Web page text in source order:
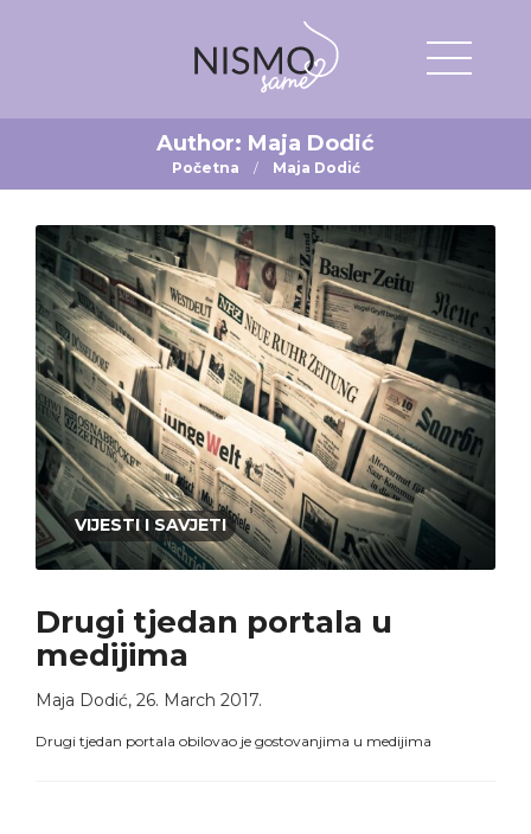
Author: Maja Dodić
Početna Maja Dodić
VIJESTI I SAVJETI
Drugi tjedan portala u
medijima
Maja Dodić, 26. March 2017.
Drugi tjedan portala obilovao je gostovanjima u medijima